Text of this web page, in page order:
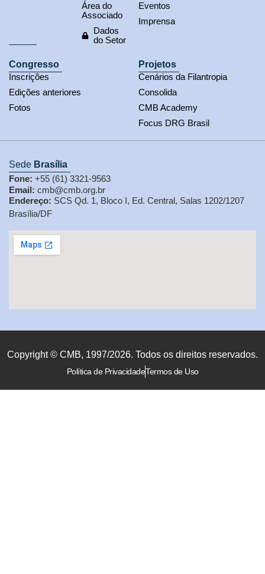
Área do
Associado
Dados
do Setor
Eventos
Imprensa
Congresso
Inscrições
Edições anteriores
Fotos
Projetos
Cenários da Filantropia
Consolida
CMB Academy
Focus DRG Brasil
Sede Brasília
Fone: +55 (61) 3321-9563
Email: cmb@cmb.org.br
Endereço: SCS Qd. 1, Bloco I, Ed. Central, Salas 1202/1207
Brasília/DF
Copyright © CMB, 1997/2026. Todos os direitos reservados.
Política de PrivacidadeTermos de Uso